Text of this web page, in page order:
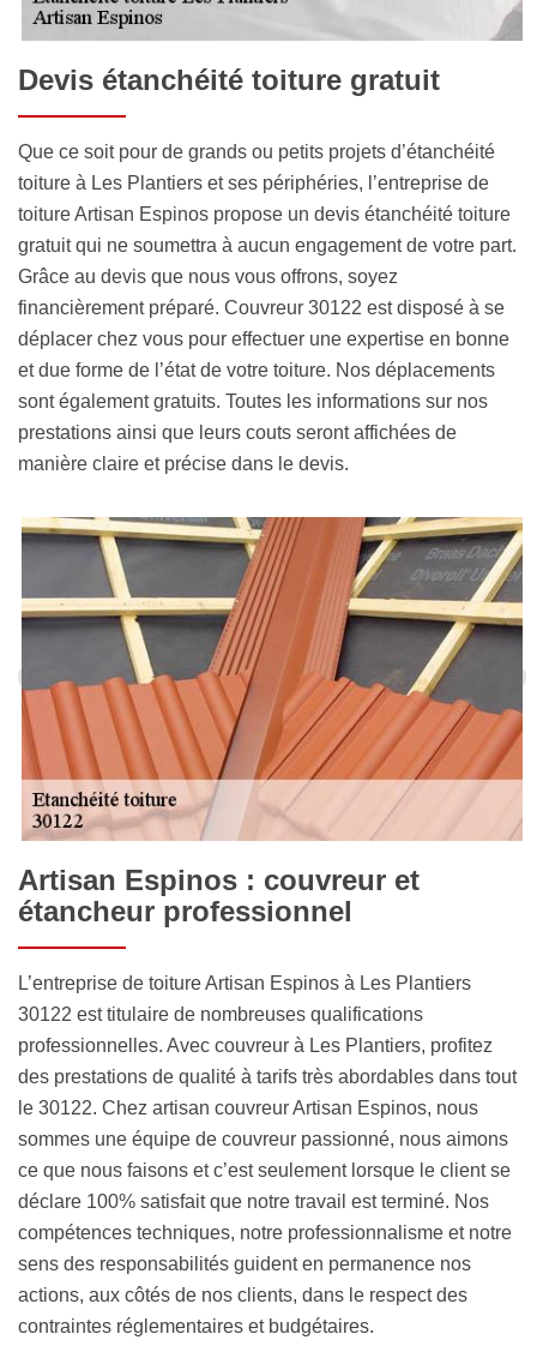
Devis étanchéité toiture gratuit
Que ce soit pour de grands ou petits projets d’étanchéité
toiture à Les Plantiers et ses périphéries, l’entreprise de
toiture Artisan Espinos propose un devis étanchéité toiture
gratuit qui ne soumettra à aucun engagement de votre part.
Grâce au devis que nous vous offrons, soyez
financièrement préparé. Couvreur 30122 est disposé à se
déplacer chez vous pour effectuer une expertise en bonne
et due forme de l’état de votre toiture. Nos déplacements
sont également gratuits. Toutes les informations sur nos
prestations ainsi que leurs couts seront affichées de
manière claire et précise dans le devis.
Artisan Espinos : couvreur et
étancheur professionnel
L’entreprise de toiture Artisan Espinos à Les Plantiers
30122 est titulaire de nombreuses qualifications
professionnelles. Avec couvreur à Les Plantiers, profitez
des prestations de qualité à tarifs très abordables dans tout
le 30122. Chez artisan couvreur Artisan Espinos, nous
sommes une équipe de couvreur passionné, nous aimons
ce que nous faisons et c’est seulement lorsque le client se
déclare 100% satisfait que notre travail est terminé. Nos
compétences techniques, notre professionnalisme et notre
sens des responsabilités guident en permanence nos
actions, aux côtés de nos clients, dans le respect des
contraintes réglementaires et budgétaires.